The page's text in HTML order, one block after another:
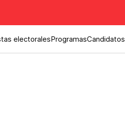
electoralesProgramasCandidatos